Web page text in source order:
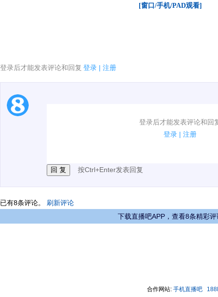
[窗口/手机/PAD观看]
登录后才能发表评论和回复 登录 | 注册
登录后才能发表评论和回
登录 | 注册
1.电脑端新用户可以发表评论了！
按Ctrl+Enter发表回复
已有8条评论。 刷新评论
下载直播吧APP，查看8条精彩评
合作网站: 手机直播吧